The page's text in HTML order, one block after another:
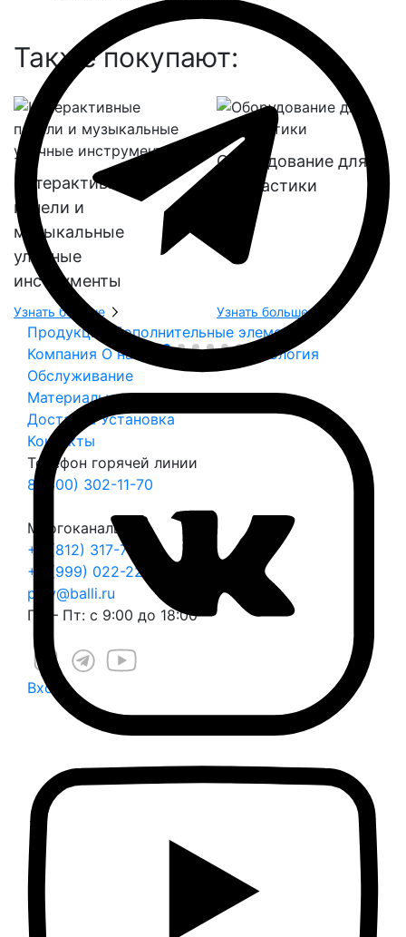
Также покупают:
Интерактивные
панели и
музыкальные
уличные
инструменты
Узнать больше
Оборудование для
геопластики
Узнать больше
Продукция
Дополнительные элементы
Компания О нас Безопасность
Экология
Обслуживание
Материалы и цвета
Доставка Установка
Контакты
Телефон горячей линии
8 (800) 302-11-70
Многоканальный
+7 (812) 317-70-70
+7 (999) 022-22-25
play@balli.ru
Пн – Пт: с 9:00 до 18:00
Вход